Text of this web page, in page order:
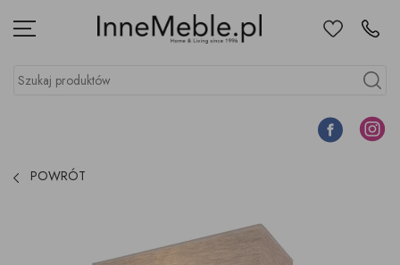
Menu UlubioneKontakt
Szukaj produktów
Szukaj
Facebook
POWRÓT